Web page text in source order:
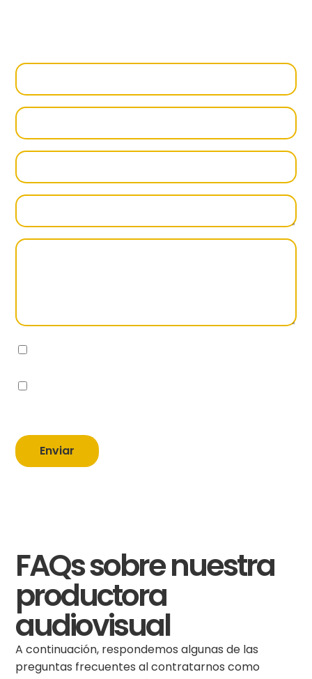
Enviar
FAQs sobre nuestra
productora
audiovisual
A continuación, respondemos algunas de las
preguntas frecuentes al contratarnos como